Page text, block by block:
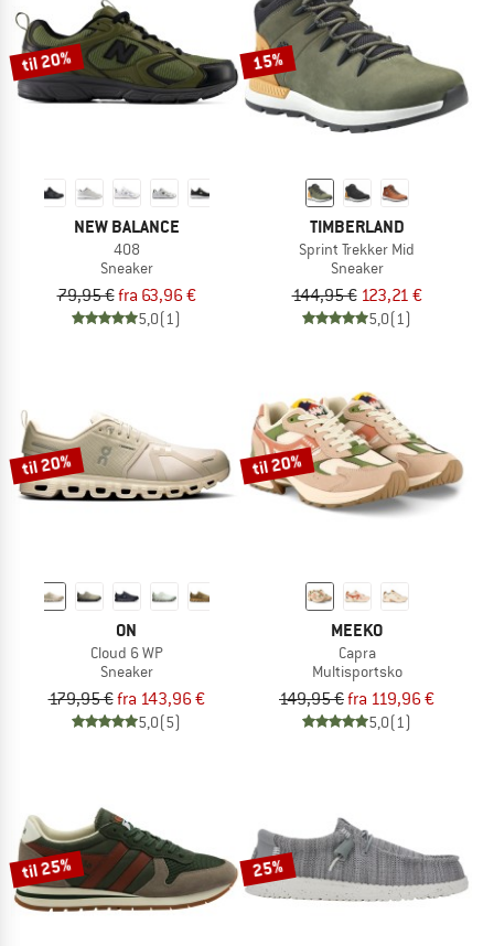
til 20%
NEW BALANCE
408
Sneaker
79,95 €fra 63,96 €
5,0(1)
15%
TIMBERLAND
Sprint Trekker Mid
Sneaker
144,95 € 123,21 €
5,0(1)
til 20%
ON
Cloud 6 WP
Sneaker
179,95 €fra 143,96 €
5,0(5)
til 20%
MEEKO
Capra
Multisportsko
149,95 €fra 119,96 €
5,0(1)
til 25% 25%